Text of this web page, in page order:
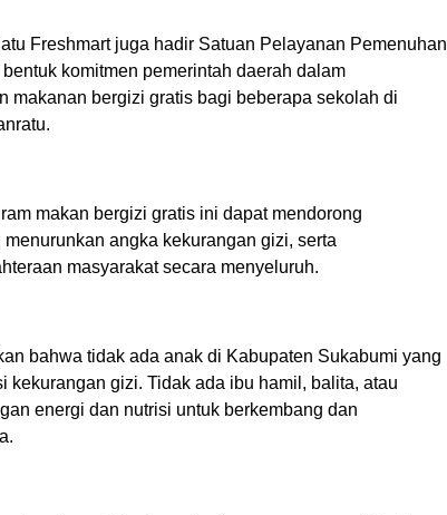
Freshmart juga hadir Satuan Pelayanan Pemenuhan
komitmen pemerintah daerah dalam
makanan bergizi gratis bagi beberapa sekolah di
makan bergizi gratis ini dapat mendorong
angka kekurangan gizi, serta
masyarakat secara menyeluruh.
bahwa tidak ada anak di Kabupaten Sukabumi yang
kekurangan gizi. Tidak ada ibu hamil, balita, atau
energi dan nutrisi untuk berkembang dan